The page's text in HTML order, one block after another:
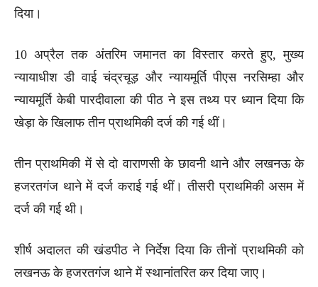
दिया।
10 अप्रैल तक अंतरिम जमानत का विस्तार करते हुए, मुख्य
न्यायाधीश डी वाई चंद्रचूड़ और न्यायमूर्ति पीएस नरसिम्हा और
न्यायमूर्ति केबी पारदीवाला की पीठ ने इस तथ्य पर ध्यान दिया कि
खेड़ा के खिलाफ तीन प्राथमिकी दर्ज की गई थीं।
तीन प्राथमिकी में से दो वाराणसी के छावनी थाने और लखनऊ के
हजरतगंज थाने में दर्ज कराई गई थीं। तीसरी प्राथमिकी असम में
दर्ज की गई थी।
शीर्ष अदालत की खंडपीठ ने निर्देश दिया कि तीनों प्राथमिकी को
लखनऊ के हजरतगंज थाने में स्थानांतरित कर दिया जाए।